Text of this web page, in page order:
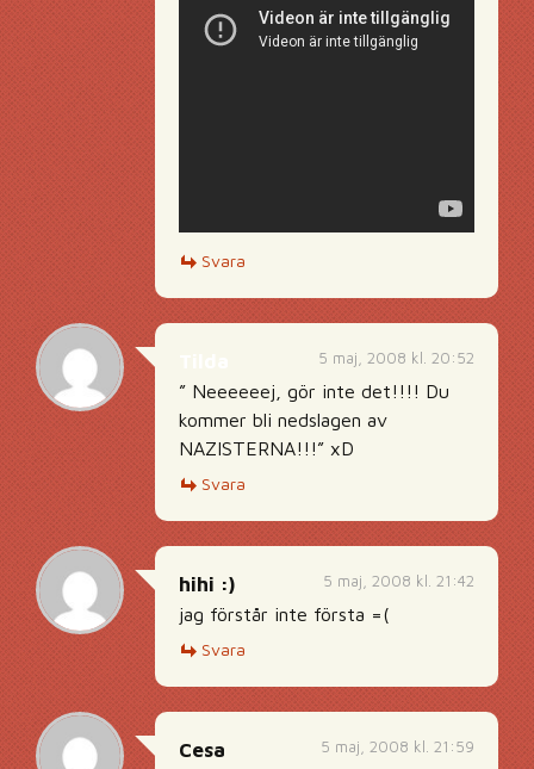
Svara
5 maj, 2008 kl. 20:52
” Neeeeeej, gör inte det!!!! Du
kommer bli nedslagen av
NAZISTERNA!!!” xD
Svara
5 maj, 2008 kl. 21:42
hihi :)
jag förstår inte första =(
Svara
5 maj, 2008 kl. 21:59
Cesa